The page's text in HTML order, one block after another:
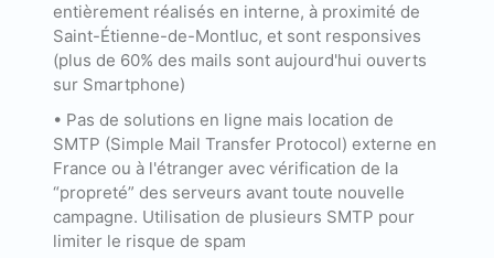
entièrement réalisés en interne, à proximité de
Saint-Étienne-de-Montluc, et sont responsives
(plus de 60% des mails sont aujourd'hui ouverts
sur Smartphone)
• Pas de solutions en ligne mais location de
SMTP (Simple Mail Transfer Protocol) externe en
France ou à l'étranger avec vérification de la
“propreté” des serveurs avant toute nouvelle
campagne. Utilisation de plusieurs SMTP pour
limiter le risque de spam